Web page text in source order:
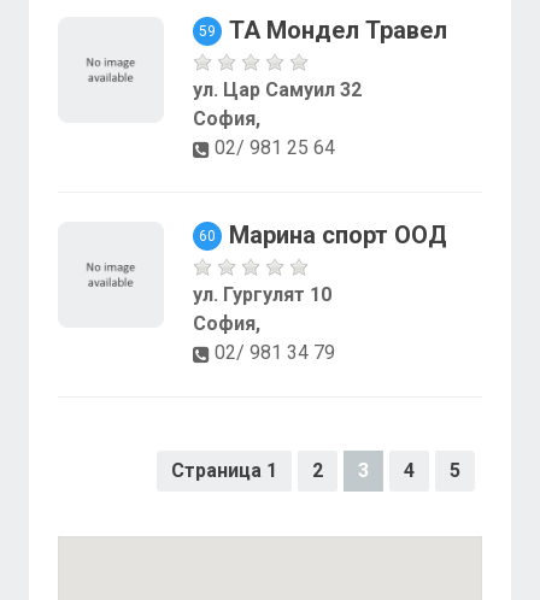
59 ТА Мондел Травел
ул. Цар Самуил 32
София,
02/ 981 25 64
60 Марина спорт ООД
ул. Гургулят 10
София,
02/ 981 34 79
Страница 1 2 3 4 5